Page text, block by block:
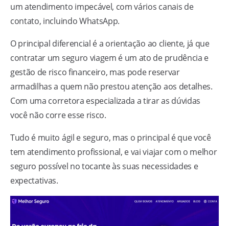
um atendimento impecável, com vários canais de
contato, incluindo WhatsApp.
O principal diferencial é a orientação ao cliente, já que
contratar um seguro viagem é um ato de prudência e
gestão de risco financeiro, mas pode reservar
armadilhas a quem não prestou atenção aos detalhes.
Com uma corretora especializada a tirar as dúvidas
você não corre esse risco.
Tudo é muito ágil e seguro, mas o principal é que você
tem atendimento profissional, e vai viajar com o melhor
seguro possível no tocante às suas necessidades e
expectativas.